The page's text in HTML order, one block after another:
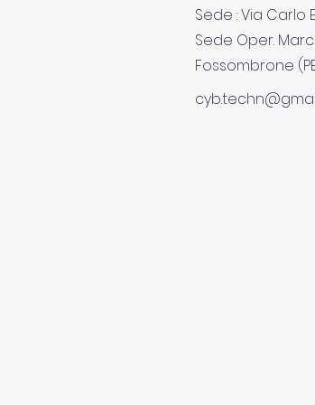
Sede : Via Carlo
Sede Oper.
Fossombrone